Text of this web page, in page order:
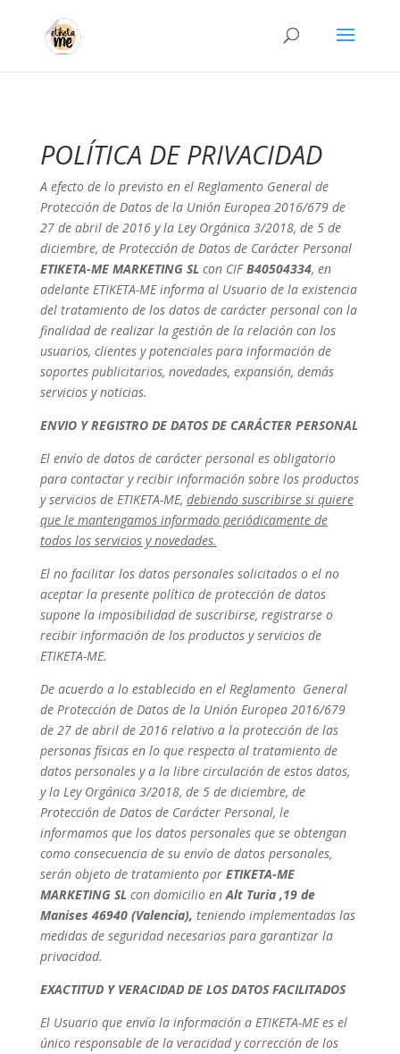
POLÍTICA DE PRIVACIDAD
A efecto de lo previsto en el Reglamento General de
Protección de Datos de la Unión Europea 2016/679 de
27 de abril de 2016 y la Ley Orgánica 3/2018, de 5 de
diciembre, de Protección de Datos de Carácter Personal
ETIKETA-ME MARKETING SLcon CIFB40504334, en
adelante ETIKETA-ME informa al Usuario de la existencia
del tratamiento de los datos de carácter personal con la
finalidad de realizar la gestión de la relación con los
usuarios, clientes y potenciales para información de
soportes publicitarios, novedades, expansión, demás
servicios y noticias.
ENVIO Y REGISTRO DE DATOS DE CARÁCTER PERSONAL
El envío de datos de carácter personal es obligatorio
para contactar y recibir información sobre los productos
y servicios de ETIKETA-ME, debiendo suscribirse si quiere
que le mantengamos informado periódicamente de
todos los servicios y novedades.
El no facilitar los datos personales solicitados o el no
aceptar la presente política de protección de datos
supone la imposibilidad de suscribirse, registrarse o
recibir información de los productos y servicios de
ETIKETA-ME.
De acuerdo a lo establecido en el Reglamento General
de Protección de Datos de la Unión Europea 2016/679
de 27 de abril de 2016 relativo a la protección de las
personas físicas en lo que respecta al tratamiento de
datos personales y a la libre circulación de estos datos,
y la Ley Orgánica 3/2018, de 5 de diciembre, de
Protección de Datos de Carácter Personal, le
informamos que los datos personales que se obtengan
como consecuencia de su envío de datos personales,
serán objeto de tratamiento por ETIKETA-ME
MARKETING SLcon domicilio enAlt Turia ,19 de
Manises 46940 (Valencia), teniendo implementadas las
medidas de seguridad necesarias para garantizar la
privacidad.
EXACTITUD Y VERACIDAD DE LOS DATOS FACILITADOS
El Usuario que envía la información a ETIKETA-ME es el
único responsable de la veracidad y corrección de los